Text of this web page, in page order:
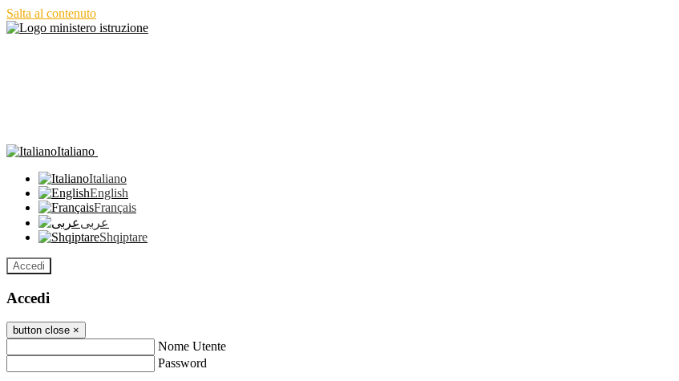
Salta al contenuto
Italiano
Italiano
English
Français
عربى
Shqiptare
Accedi
Accedi
button close ×
Nome Utente
Password